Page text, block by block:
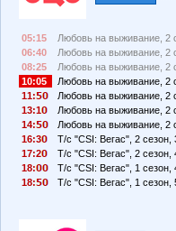
05:15
Любовь на выживание, 2
06:40
Любовь на выживание, 2
08:25
Любовь на выживание, 2
10:05
Любовь на выживание, 2
11:
Любовь на выживание, 2
13:1
Любовь на выживание, 2
14:
Любовь на выживание, 2
16:3
Т/с "CSI: Вегас", 2 сезон,
17:2
Т/с "CSI: Вегас", 2 сезон,
18:
Т/с "CSI: Вегас", 1 сезон,
18:
Т/с "CSI: Вегас", 1 сезон,